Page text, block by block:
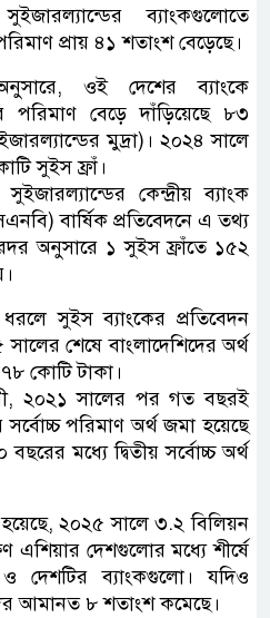
ব্যাংকগুলোতে
প্রায় ৪১ শতাংশ বেড়েছে।
ওই দেশের ব্যাংকে
পরিমাণ বেড়ে দাঁড়িয়েছে ৮৩
মুদ্রা)। ২০২৪ সালে
সুইস ফ্রাঁ।
কেন্দ্রীয় ব্যাংক
বার্ষিক প্রতিবেদনে এ তথ্য
অনুসারে ১ সুইস ফ্রাঁতে ১৫২
সুইস ব্যাংকের প্রতিবেদন
শেষে বাংলাদেশিদের অর্থ
কোটি টাকা।
২০২১ সালের পর গত বছরই
পরিমাণ অর্থ জমা হয়েছে
মধ্যে দ্বিতীয় সর্বোচ্চ অর্থ
২০২৫ সালে ৩.২ বিলিয়ন
এশিয়ার দেশগুলোর মধ্যে শীর্ষে
দেশটির ব্যাংকগুলো। যদিও
আমানত ৮ শতাংশ কমেছে।